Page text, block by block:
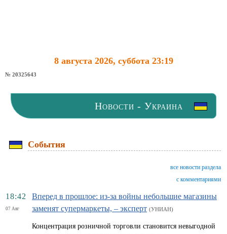
8 августа 2026, суббота 23:19
№ 20325643
Новости - Украина
События
все новости раздела
с комментариями
18:42
07 Авг
Вперед в прошлое: из-за войны небольшие магазины
заменят супермаркеты, – эксперт (УНИАН)
Концентрация розничной торговли становится невыгодной